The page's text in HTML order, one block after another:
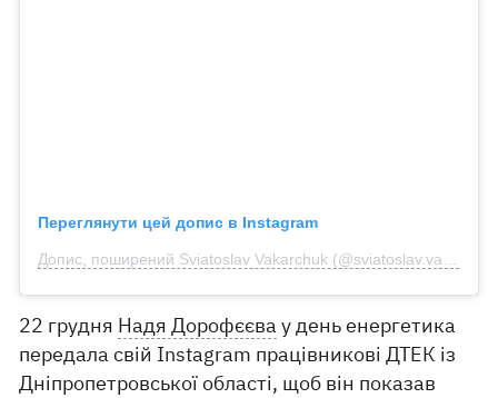
Переглянути цей допис в Instagram
22 грудня Надя Дорофєєва у день енергетика
передала свій Instagram працівникові ДТЕК із
Дніпропетровської області, щоб він показав